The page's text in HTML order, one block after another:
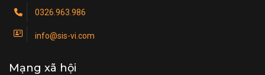
0326.963.986
info@sis-vi.com
Mạng xã hội